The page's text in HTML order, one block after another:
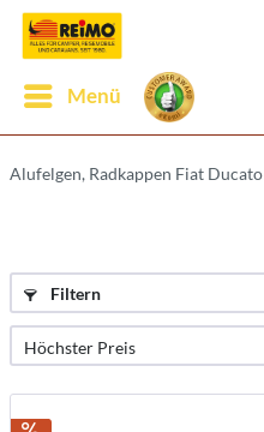
Menü
Alufelgen, Radkappen Fiat Ducato
Filtern